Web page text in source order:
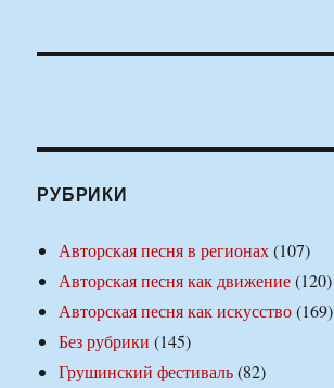
РУБРИКИ
Авторская песня в регионах(107)
Авторская песня как движение(120)
Авторская песня как искусство(169)
Без рубрики (145)
Грушинский фестиваль(82)